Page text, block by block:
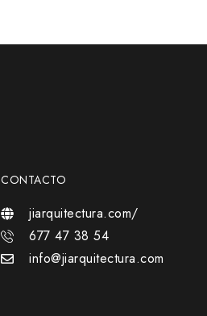
CONTACTO
jiarquitectura.com/
677 47 38 54
info@jiarquitectura.com